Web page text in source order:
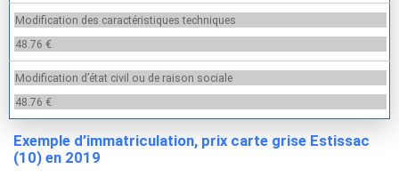
Modification des caractéristiques techniques
48.76 €
Modification d’état civil ou de raison sociale
48.76 €
Exemple d’immatriculation, prix carte grise Estissac
(10) en 2019